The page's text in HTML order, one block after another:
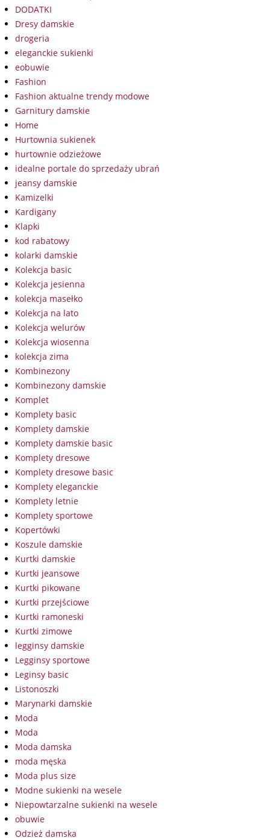
DODATKI
Dresy damskie
drogeria
eleganckie sukienki
eobuwie
Fashion
Fashion aktualne trendy modowe
Garnitury damskie
Home
Hurtownia sukienek
hurtownie odzieżowe
idealne portale do sprzedaży ubrań
jeansy damskie
Kamizelki
Kardigany
Klapki
kod rabatowy
kolarki damskie
Kolekcja basic
Kolekcja jesienna
kolekcja masełko
Kolekcja na lato
Kolekcja welurów
Kolekcja wiosenna
kolekcja zima
Kombinezony
Kombinezony damskie
Komplet
Komplety basic
Komplety damskie
Komplety damskie basic
Komplety dresowe
Komplety dresowe basic
Komplety eleganckie
Komplety letnie
Komplety sportowe
Kopertówki
Koszule damskie
Kurtki damskie
Kurtki jeansowe
Kurtki pikowane
Kurtki przejściowe
Kurtki ramoneski
Kurtki zimowe
legginsy damskie
Legginsy sportowe
Leginsy basic
Listonoszki
Marynarki damskie
Moda
Moda
Moda damska
moda męska
Moda plus size
Modne sukienki na wesele
Niepowtarzalne sukienki na wesele
obuwie
Odzież damska